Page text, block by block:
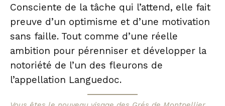
Consciente de la tâche qui l’attend, elle fait
preuve d’un optimisme et d’une motivation
sans faille. Tout comme d’une réelle
ambition pour pérenniser et développer la
notoriété de l’un des fleurons de
l’appellation Languedoc.